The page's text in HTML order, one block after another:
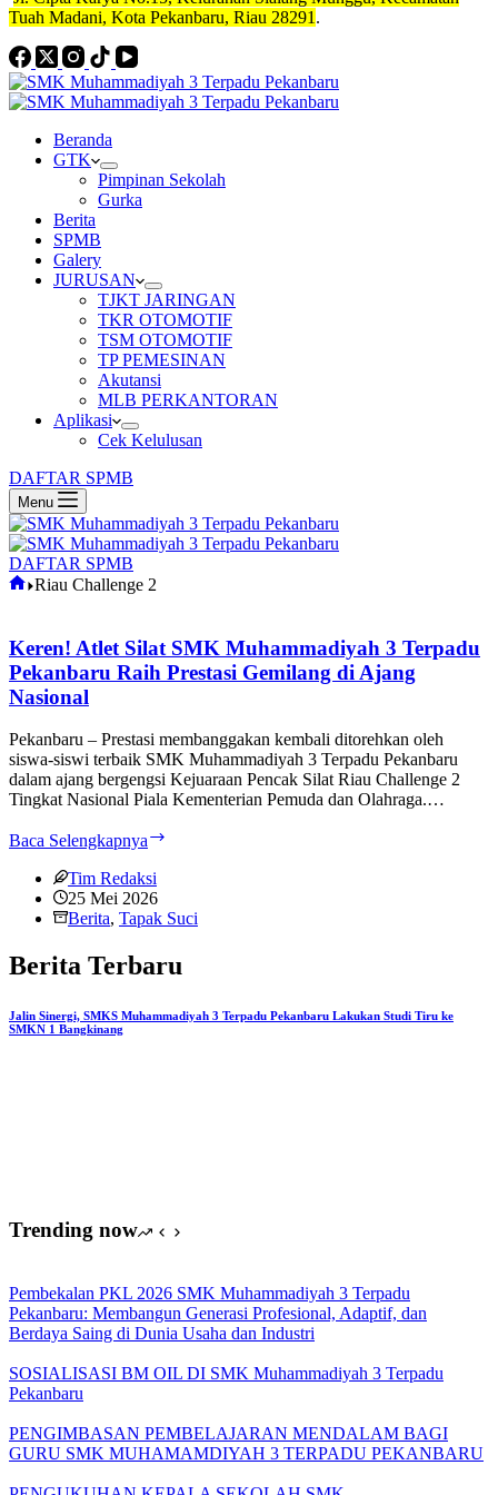
Tuah Madani, Kota Pekanbaru, Riau 28291 .
Beranda
GTK
Pimpinan Sekolah
Gurka
Berita
SPMB
Galery
JURUSAN
TJKT JARINGAN
TKR OTOMOTIF
TSM OTOMOTIF
TP PEMESINAN
Akutansi
MLB PERKANTORAN
Aplikasi
Cek Kelulusan
DAFTAR SPMB
Menu
DAFTAR SPMB
Home
Riau Challenge 2
Keren! Atlet Silat SMK Muhammadiyah 3 Terpadu
Pekanbaru Raih Prestasi Gemilang di Ajang
Nasional
Pekanbaru – Prestasi membanggakan kembali ditorehkan oleh
siswa-siswi terbaik SMK Muhammadiyah 3 Terpadu Pekanbaru
dalam ajang bergengsi Kejuaraan Pencak Silat Riau Challenge 2
Tingkat Nasional Piala Kementerian Pemuda dan Olahraga.…
Baca Selengkapnya
Muhammadiyah
Pekanbaru
Prestasi
Tim Redaksi
25 Mei 2026
Berita, Tapak Suci
Berita Terbaru
Jalin Sinergi, SMKS Muhammadiyah 3 Terpadu Pekanbaru Lakukan Studi Tiru ke
SMKN 1 Bangkinang
Trending now
Pembekalan PKL 2026 SMK Muhammadiyah 3 Terpadu
Pekanbaru: Membangun Generasi Profesional, Adaptif, dan
Berdaya Saing di Dunia Usaha dan Industri
SOSIALISASI BM OIL DI SMK Muhammadiyah 3 Terpadu
Pekanbaru
PENGIMBASAN PEMBELAJARAN MENDALAM BAGI
GURU SMK MUHAMAMDIYAH 3 TERPADU PEKANBARU